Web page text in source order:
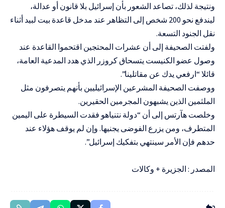
ونتيجة لذلك، تصاعد الشعور بأن إسرائيل بلا قانون أو عدالة،
ليندفع نحو 200 شخص إلى التظاهر عند مدخل قاعدة بيت لبيد أثناء
نقل الجنود التسعة.
ولفتت الصحيفة إلى أن عشرات المحتجين اقتحموا القاعدة عند
وصول عضو الكنيست يتسحاق كروزر الذي هدد المدعية العامة،
قائلا “ارفعي يدك عن مقاتلينا”.
ووصفت الصحيفة المشرعين الإسرائيليين بأنهم يتصرفون مثل
الملثمين الذين يشبهون المجرمين الحقيرين.
وخلصت هآرتس إلى أن “دولة نتنياهو فقدت السيطرة على اليمين
المتطرف، ومن يزرع الفوضى يجنيها. وإن لم يوقف هؤلاء عند
حدهم فإن الأمر سينتهي بتفكيك إسرائيل”.
المصدر : الجزيرة + وكالات